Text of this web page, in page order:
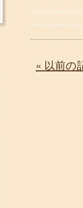
« 以前の